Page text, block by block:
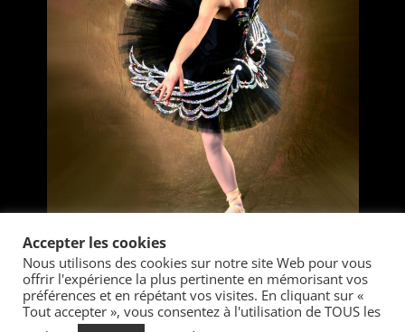
Accepter les cookies
Nous utilisons des cookies sur notre site Web pour vous
offrir l'expérience la plus pertinente en mémorisant vos
préférences et en répétant vos visites. En cliquant sur «
Tout accepter », vous consentez à l'utilisation de TOUS les